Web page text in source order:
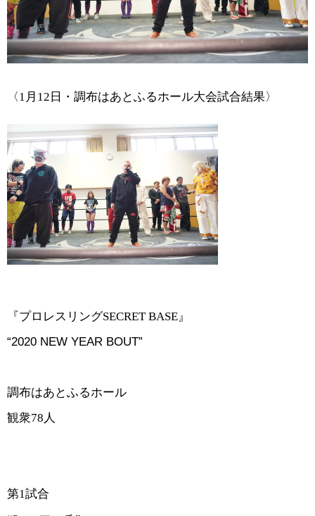
〈1月12日・調布はあとふるホール大会試合結果〉
『プロレスリングSECRET BASE』
“2020 NEW YEAR BOUT”
調布はあとふるホール
観衆78人
第1試合